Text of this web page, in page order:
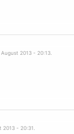
2013 - 20:13.
- 20:31.